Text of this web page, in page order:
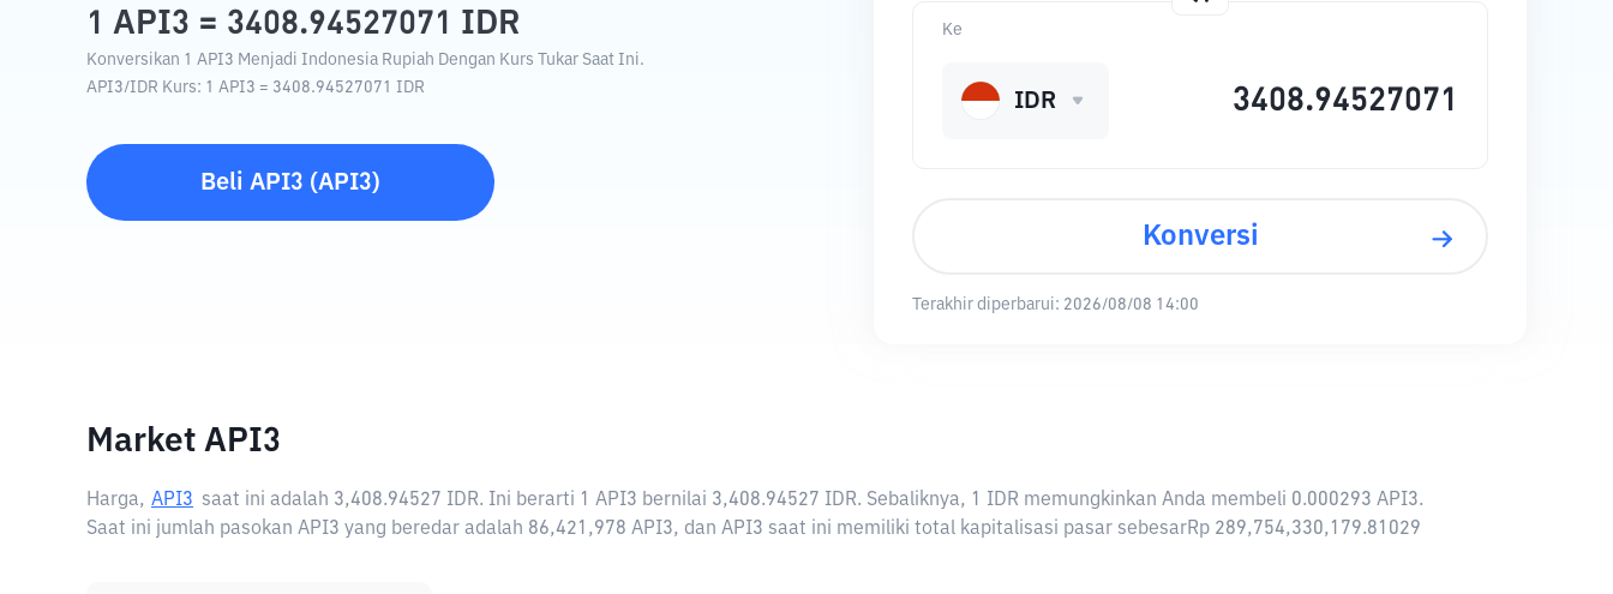
1 API3 = 3408.94527071 IDR
Konversikan 1 API3 Menjadi Indonesia Rupiah Dengan Kurs Tukar Saat Ini.
API3/IDR Kurs: 1 API3 = 3408.94527071 IDR
Beli API3 (API3)
Ke
IDR
Konversi
Terakhir diperbarui: 2026/08/08 14:00
Market API3
Harga, API3 saat ini adalah 3,408.94527 IDR. Ini berarti 1 API3 bernilai 3,408.94527 IDR. Sebaliknya, 1 IDR memungkinkan Anda membeli 0.000293 API3.
Saat ini jumlah pasokan API3 yang beredar adalah 86,421,978 API3, dan API3 saat ini memiliki total kapitalisasi pasar sebesarRp 289,754,330,179.81029